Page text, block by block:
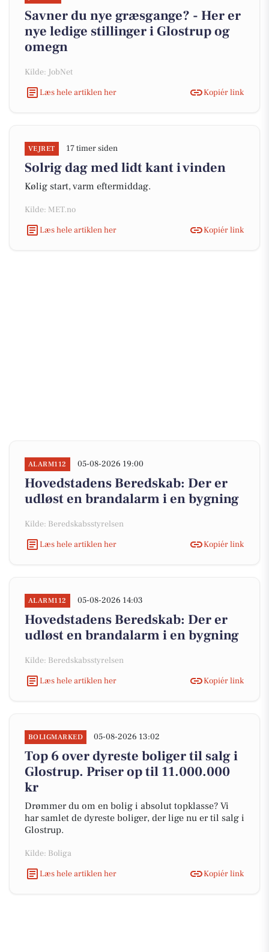
Savner du nye græsgange? - Her er
nye ledige stillinger i Glostrup og
omegn
Kilde: JobNet
Læs hele artiklen her
Kopiér link
VEJRET 17 timer siden
Solrig dag med lidt kant i vinden
Kølig start, varm eftermiddag.
Kilde: MET.no
Læs hele artiklen her
Kopiér link
ALARM112 05-08-2026 19:00
Hovedstadens Beredskab: Der er
udløst en brandalarm i en bygning
Kilde: Beredskabsstyrelsen
Læs hele artiklen her
Kopiér link
ALARM112 05-08-2026 14:03
Hovedstadens Beredskab: Der er
udløst en brandalarm i en bygning
Kilde: Beredskabsstyrelsen
Læs hele artiklen her
Kopiér link
BOLIGMARKED 05-08-2026 13:02
Top 6 over dyreste boliger til salg i
Glostrup. Priser op til 11.000.000
kr
Drømmer du om en bolig i absolut topklasse? Vi
har samlet de dyreste boliger, der lige nu er til salg i
Glostrup.
Kilde: Boliga
Læs hele artiklen her
Kopiér link